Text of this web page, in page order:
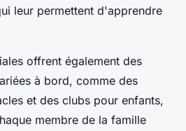
leur permettent d'apprendre
offrent également des
à bord, comme des
et des clubs pour enfants,
membre de la famille